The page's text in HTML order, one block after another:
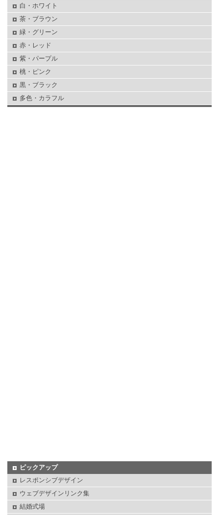
白・ホワイト
茶・ブラウン
緑・グリーン
赤・レッド
紫・パープル
桃・ピンク
黒・ブラック
多色・カラフル
ピックアップ
レスポンシブデザイン
ウェブデザインリンク集
結婚式場